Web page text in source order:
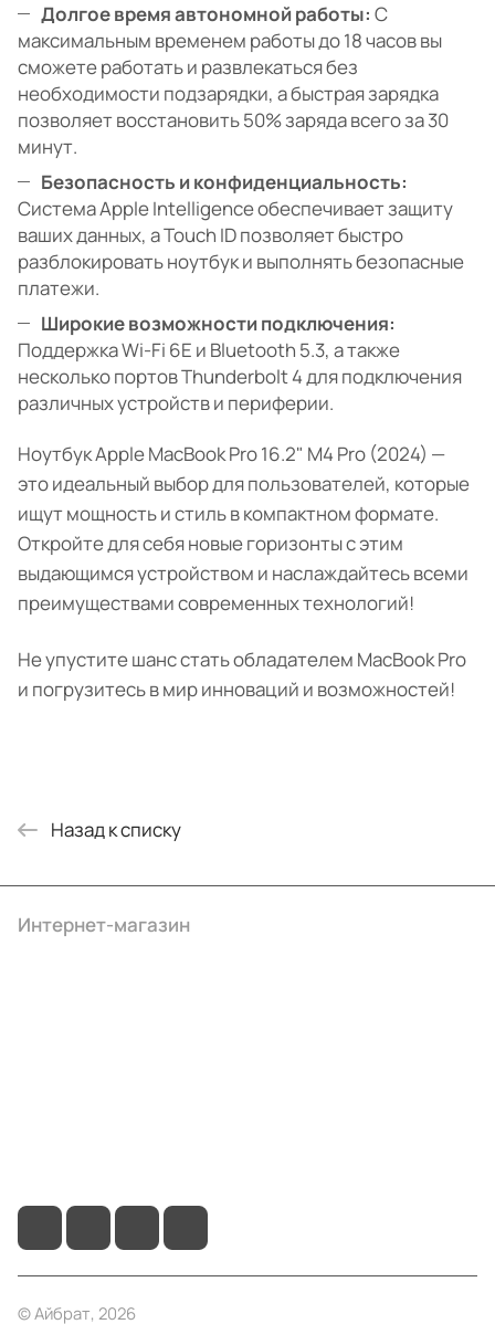
Долгое время автономной работы: С
максимальным временем работы до 18 часов вы
сможете работать и развлекаться без
необходимости подзарядки, а быстрая зарядка
позволяет восстановить 50% заряда всего за 30
минут.
Безопасность и конфиденциальность:
Система Apple Intelligence обеспечивает защиту
ваших данных, а Touch ID позволяет быстро
разблокировать ноутбук и выполнять безопасные
платежи.
Широкие возможности подключения:
Поддержка Wi-Fi 6E и Bluetooth 5.3, а также
несколько портов Thunderbolt 4 для подключения
различных устройств и периферии.
Ноутбук Apple MacBook Pro 16.2" M4 Pro (2024) —
это идеальный выбор для пользователей, которые
ищут мощность и стиль в компактном формате.
Откройте для себя новые горизонты с этим
выдающимся устройством и наслаждайтесь всеми
преимуществами современных технологий!
Не упустите шанс стать обладателем MacBook Pro
и погрузитесь в мир инноваций и возможностей!
Назад к списку
Интернет-магазин
© Айбрат, 2026